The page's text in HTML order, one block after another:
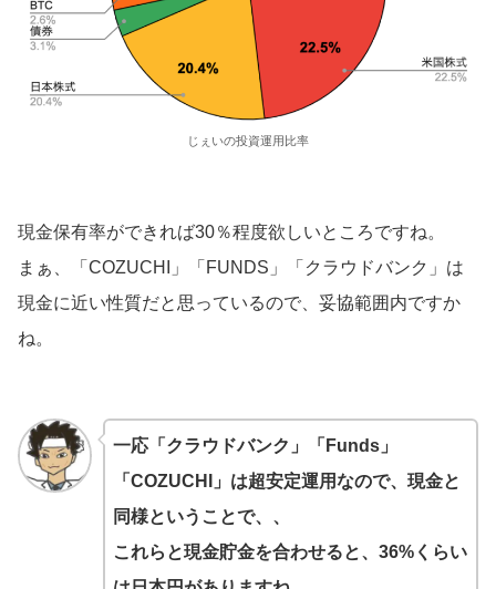
じぇいの投資運用比率
現金保有率ができれば30％程度欲しいところですね。
まぁ、「COZUCHI」「FUNDS」「クラウドバンク」は
現金に近い性質だと思っているので、妥協範囲内ですか
ね。
一応「クラウドバンク」「Funds」
「COZUCHI」は超安定運用なので、現金と
同様ということで、、
これらと現金貯金を合わせると、36%くらい